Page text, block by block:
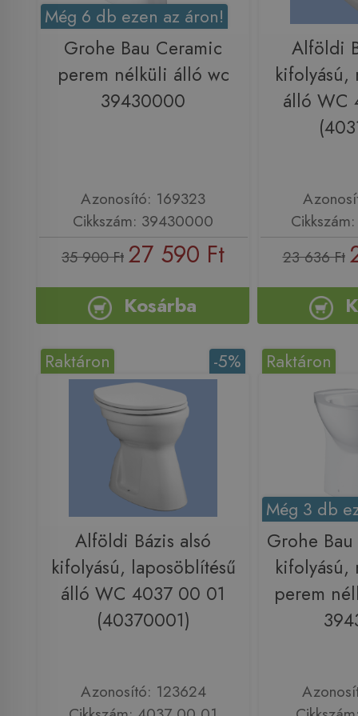
Még 6 db ezen az áron!
Grohe Bau Ceramic
perem nélküli álló wc
39430000
Azonosító: 169323
Cikkszám: 39430000
35 900 Ft 27 590 Ft
Kosárba
Alföldi
kifolyású,
álló WC
23 636 Ft
-5%
Raktáron
Alföldi Bázis alsó
kifolyású, laposöblítésű
álló WC 4037 00 01
(40370001)
Azonosító: 123624
Raktáron
Még 3 db
Grohe
kifolyású,
perem